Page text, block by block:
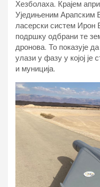
Хезболаха. Крајем
Уједињеним Арапским
ласерски систем Ирон
подршку одбрани те
дронова. То показује
улази у фазу у којој је
и муниција.